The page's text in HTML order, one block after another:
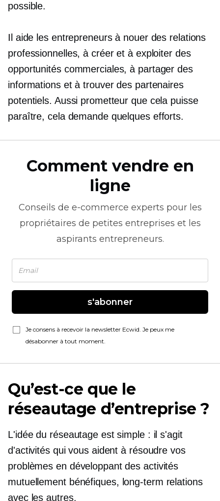
possible.
Il aide les entrepreneurs à nouer des relations
professionnelles, à créer et à exploiter des
opportunités commerciales, à partager des
informations et à trouver des partenaires
potentiels. Aussi prometteur que cela puisse
paraître, cela demande quelques efforts.
Comment vendre en
ligne
Conseils de e-commerce experts pour les
propriétaires de petites entreprises et les
aspirants entrepreneurs.
s'abonner
Je consens à recevoir la newsletter Ecwid. Je peux me
désabonner à tout moment.
Qu’est-ce que le
réseautage d’entreprise ?
L'idée du réseautage est simple : il s'agit
d'activités qui vous aident à résoudre vos
problèmes en développant des activités
mutuellement bénéfiques, long-term relations
avec les autres.